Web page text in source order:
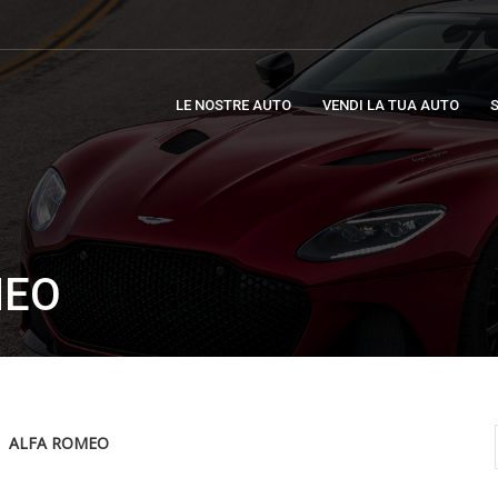
LE NOSTRE AUTO VENDI LA TUA AUTO
ALFA ROMEO